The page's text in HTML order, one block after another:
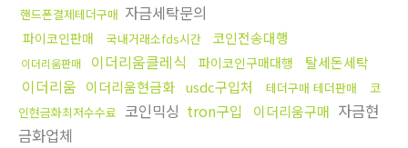
핸드폰결제테더구매 자금세탁문의
파이코인판매 국내거래소fds시간 코인전송대행
이더리움판매 이더리움클레식 파이코인구매대행 탈세돈세탁
이더리움 이더리움현금화 usdc구입처 테더구매 테더판매
코
인현금화최저수수료 코인믹싱 tron구입 이더리움구매 자금현
금화업체